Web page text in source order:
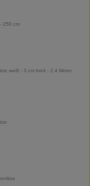
250 cm
weiß - 3 cm breit - 2,4 Meter